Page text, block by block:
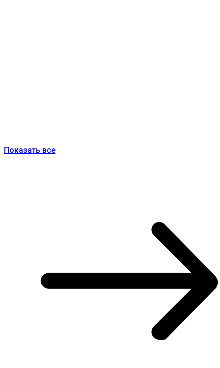
Показать все